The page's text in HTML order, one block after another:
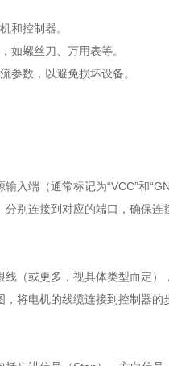
和控制器。
如螺丝刀、万用表等。
参数，以避免损坏设备。
入端（通常标记为“VCC”和
别连接到对应的端口，确保连
（或更多，视具体类型而定）
将电机的线缆连接到控制器的